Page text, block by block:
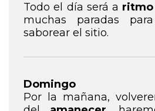
Todo el día será a
muchas paradas
saborear el sitio.
Domingo
Por la mañana,